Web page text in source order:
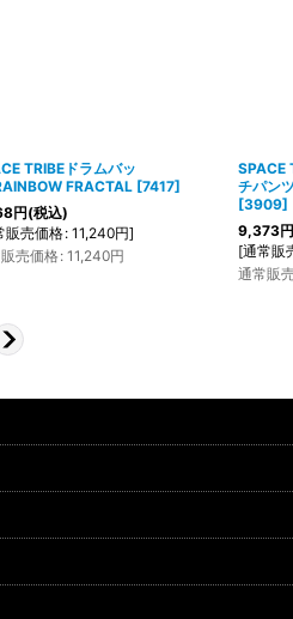
TRIBEドラムバッ
FRACTAL [7417]
円(税込)
販売価格: 11,240円]
売価格: 11,240円
SPACE
チパン
[3909]
9,373円
[通常販
通常販